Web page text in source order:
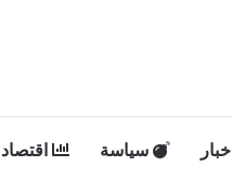
سياسة اقتصاد